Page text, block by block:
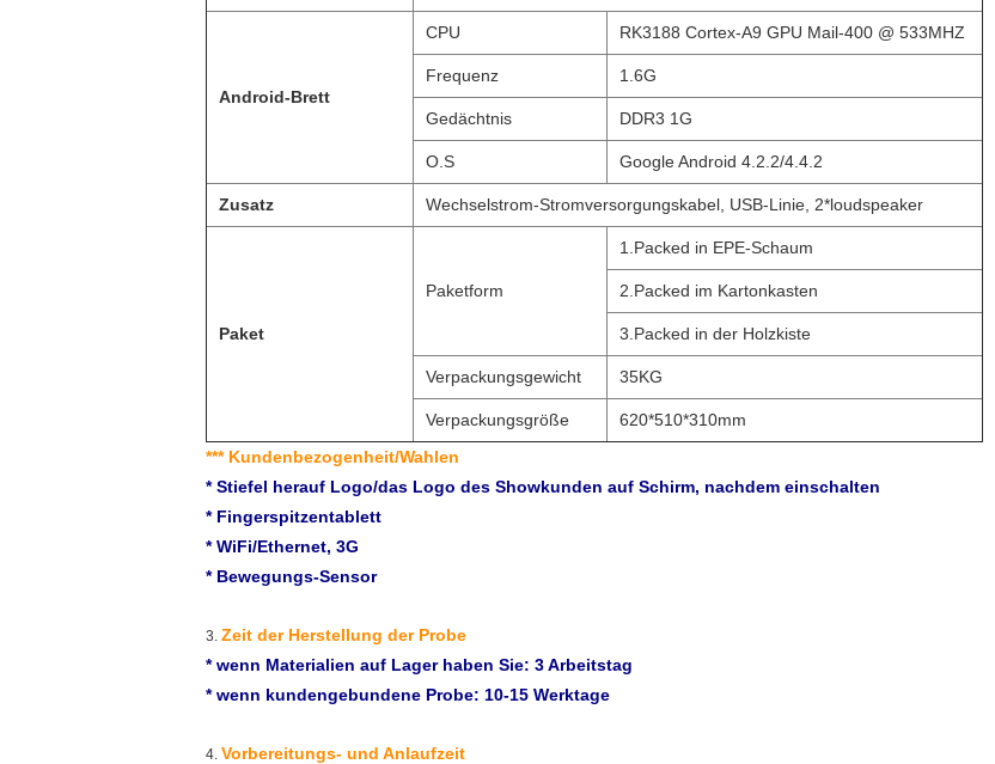
Android-Brett
CPU RK3188 Cortex-A9 GPU Mail-400 @ 533MHZ
Frequenz 1.6G
Gedächtnis DDR3 1G
O.S Google Android 4.2.2/4.4.2
Zusatz Wechselstrom-Stromversorgungskabel, USB-Linie, 2*loudspeaker
Paket
Paketform
1.Packed in EPE-Schaum
2.Packed im Kartonkasten
3.Packed in der Holzkiste
Verpackungsgewicht 35KG
Verpackungsgröße
620*510*310mm
*** Kundenbezogenheit/Wahlen
* Stiefel herauf Logo/das Logo des Showkunden auf Schirm, nachdem einschalten
* Fingerspitzentablett
* WiFi/Ethernet, 3G
* Bewegungs-Sensor
3. Zeit der Herstellung der Probe
* wenn Materialien auf Lager haben Sie: 3 Arbeitstag
* wenn kundengebundene Probe: 10-15 Werktage
4. Vorbereitungs- und Anlaufzeit